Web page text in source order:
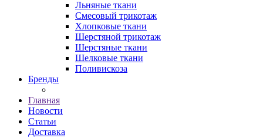
Льняные ткани
Смесовый трикотаж
Хлопковые ткани
Шерстяной трикотаж
Шерстяные ткани
Шелковые ткани
Поливискоза
Бренды
Главная
Новости
Статьи
Доставка